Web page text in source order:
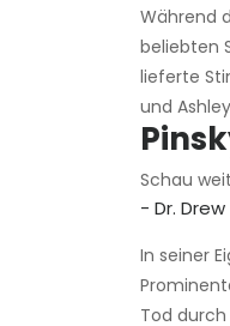
Während
beliebten
lieferte
und
Schau
- Dr.
In seiner
Tod